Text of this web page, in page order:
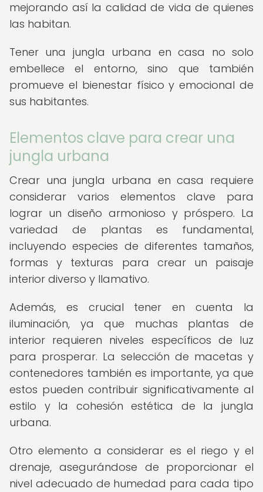
mejorando así la calidad de vida de quienes
las habitan.
Tener una jungla urbana en casa no solo
embellece el entorno, sino que también
promueve el bienestar físico y emocional de
sus habitantes.
Elementos clave para crear una
jungla urbana
Crear una jungla urbana en casa requiere
considerar varios elementos clave para
lograr un diseño armonioso y próspero. La
variedad de plantas es fundamental,
incluyendo especies de diferentes tamaños,
formas y texturas para crear un paisaje
interior diverso y llamativo.
Además, es crucial tener en cuenta la
iluminación, ya que muchas plantas de
interior requieren niveles específicos de luz
para prosperar. La selección de macetas y
contenedores también es importante, ya que
estos pueden contribuir significativamente al
estilo y la cohesión estética de la jungla
urbana.
Otro elemento a considerar es el riego y el
drenaje, asegurándose de proporcionar el
nivel adecuado de humedad para cada tipo